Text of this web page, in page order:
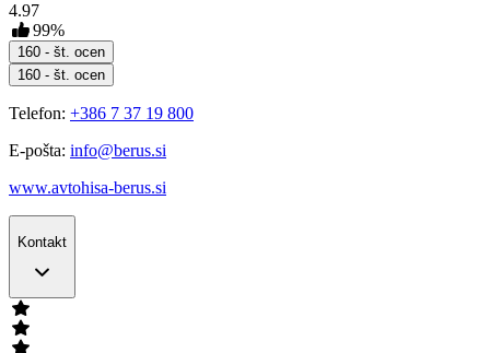
4.97
99%
160 - št. ocen
160 - št. ocen
Telefon: +386 7 37 19 800
E-pošta: info@berus.si
www.avtohisa-berus.si
Kontakt